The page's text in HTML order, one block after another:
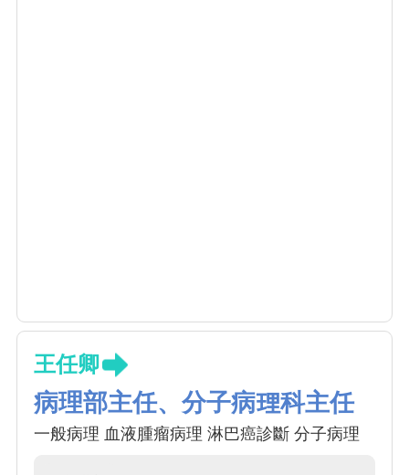
王任卿
病理部主任、分子病理科主任
一般病理 血液腫瘤病理 淋巴癌診斷 分子病理